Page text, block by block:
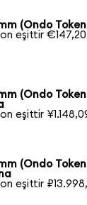
(Ondo
eşittir €147,20
(Ondo
eşittir
(Ondo
eşittir